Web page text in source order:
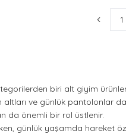
1
biri alt giyim
ve günlük pantolonlar
da önemli bir rol üstlenir.
günlük yaşamda hareket